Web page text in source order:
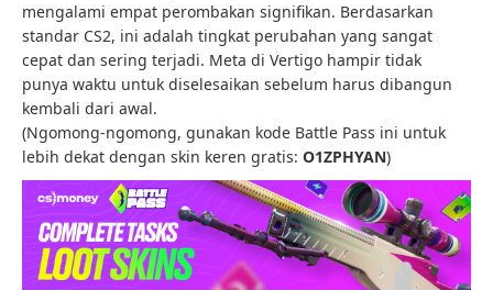
mengalami empat perombakan signifikan. Berdasarkan
standar CS2, ini adalah tingkat perubahan yang sangat
cepat dan sering terjadi. Meta di Vertigo hampir tidak
punya waktu untuk diselesaikan sebelum harus dibangun
kembali dari awal.
(Ngomong-ngomong, gunakan kode Battle Pass ini untuk
lebih dekat dengan skin keren gratis: O1ZPHYAN)